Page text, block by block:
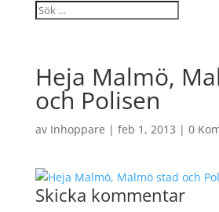
Heja Malmö,
och Polisen
av Inhoppare | feb 1, 2013 | 0
Skicka kommentar